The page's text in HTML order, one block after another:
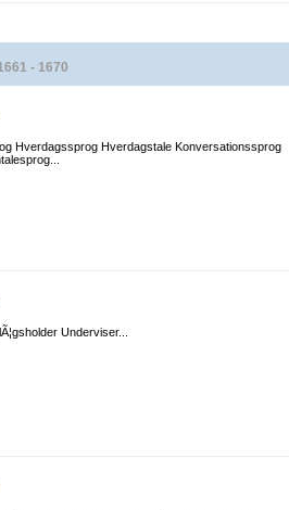
- 1670
Hverdagssprog Hverdagstale Konversationssprog
Underviser...